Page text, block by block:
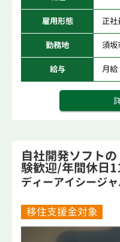
雇用形態 正社
勤務地 須坂
給与 月
自社開発ソフト
験歓迎/年間休日
ディーアイシージ
移住支援金対象